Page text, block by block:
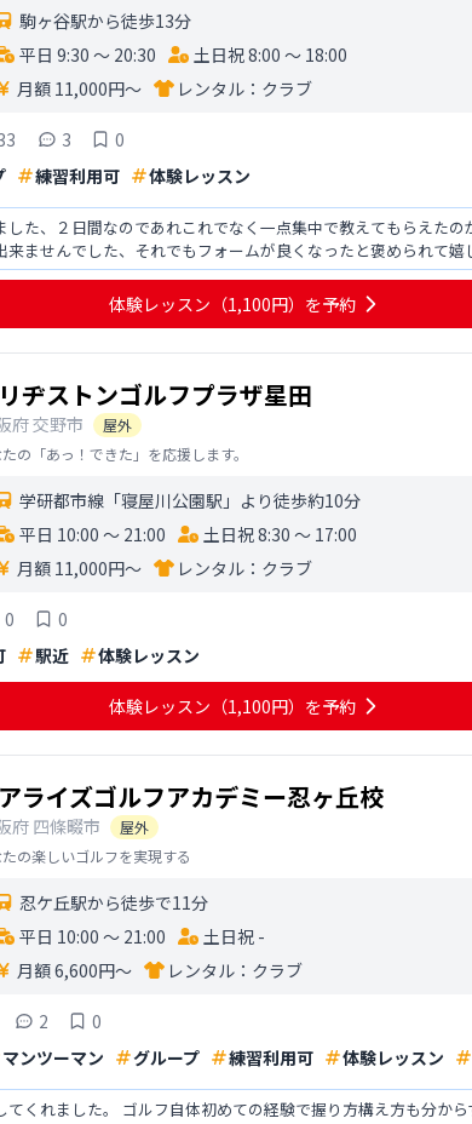
駒ヶ谷駅から徒歩13分
平日 9:30 〜 20:30
土日祝 8:00 〜 18:00
月額 11,000円〜
レンタル： クラブ
3
0
練習利用可 体験レッスン
た、２日間なのであれこれでなく一点集中で教えてもらえた
来ませんでした、それでもフォームが良くなったと褒められて
るように続けていきた
体験レッスン （1,100円） を予約
ヂストンゴルフプラザ星田
府交野市
屋外
の「あっ！できた」を応援します。
学研都市線「寝屋川公園駅」より徒歩約10分
平日 10:00 〜 21:00
土日祝 8:30 〜 17:00
月額 11,000円〜
レンタル： クラブ
0
0
駅近 体験レッスン
体験レッスン （1,100円） を予約
ライズゴルフアカデミー忍ヶ丘校
府 四條畷市
屋外
の楽しいゴルフを実現する
忍ケ丘駅から徒歩で11分
平日 10:00 〜 21:00
土日祝 -
月額 6,600円〜
レンタル： クラブ
2
0
マンツーマン グループ 練習利用可 体験レッスン
くれました。 ゴルフ自体初めての経験で握り方構え方も分か